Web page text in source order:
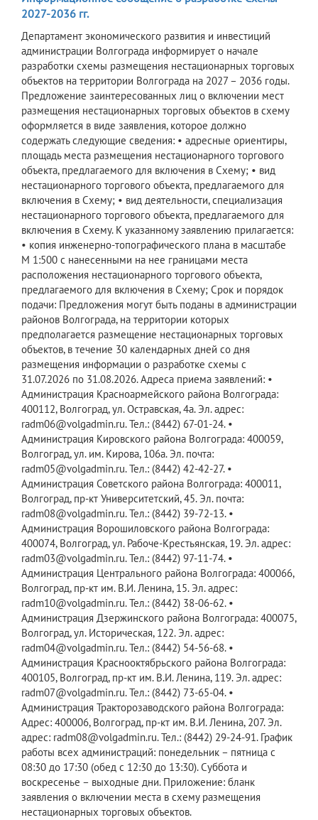
2027-2036 гг.
Департамент экономического развития и инвестиций
администрации Волгограда информирует о начале
разработки схемы размещения нестационарных торговых
объектов на территории Волгограда на 2027 – 2036 годы.
Предложение заинтересованных лиц о включении мест
размещения нестационарных торговых объектов в схему
оформляется в виде заявления, которое должно
содержать следующие сведения: • адресные ориентиры,
площадь места размещения нестационарного торгового
объекта, предлагаемого для включения в Схему; • вид
нестационарного торгового объекта, предлагаемого для
включения в Схему; • вид деятельности, специализация
нестационарного торгового объекта, предлагаемого для
включения в Схему. К указанному заявлению прилагается:
• копия инженерно-топографического плана в масштабе
М 1:500 с нанесенными на нее границами места
расположения нестационарного торгового объекта,
предлагаемого для включения в Схему; Срок и порядок
подачи: Предложения могут быть поданы в администрации
районов Волгограда, на территории которых
предполагается размещение нестационарных торговых
объектов, в течение 30 календарных дней со дня
размещения информации о разработке схемы с
31.07.2026 по 31.08.2026. Адреса приема заявлений: •
Администрация Красноармейского района Волгограда:
400112, Волгоград, ул. Остравская, 4а. Эл. адрес:
radm06@volgadmin.ru. Тел.: (8442) 67-01-24. •
Администрация Кировского района Волгограда: 400059,
Волгоград, ул. им. Кирова, 106а. Эл. почта:
radm05@volgadmin.ru. Тел.: (8442) 42-42-27. •
Администрация Советского района Волгограда: 400011,
Волгоград, пр-кт Университетский, 45. Эл. почта:
radm08@volgadmin.ru. Тел.: (8442) 39-72-13. •
Администрация Ворошиловского района Волгограда:
400074, Волгоград, ул. Рабоче-Крестьянская, 19. Эл. адрес:
radm03@volgadmin.ru. Тел.: (8442) 97-11-74. •
Администрация Центрального района Волгограда: 400066,
Волгоград, пр-кт им. В.И. Ленина, 15. Эл. адрес:
radm10@volgadmin.ru. Тел.: (8442) 38-06-62. •
Администрация Дзержинского района Волгограда: 400075,
Волгоград, ул. Историческая, 122. Эл. адрес:
radm04@volgadmin.ru. Тел.: (8442) 54-56-68. •
Администрация Краснооктябрьского района Волгограда:
400105, Волгоград, пр-кт им. В.И. Ленина, 119. Эл. адрес:
radm07@volgadmin.ru. Тел.: (8442) 73-65-04. •
Администрация Тракторозаводского района Волгограда:
Адрес: 400006, Волгоград, пр-кт им. В.И. Ленина, 207. Эл.
адрес: radm08@volgadmin.ru. Тел.: (8442) 29-24-91. График
работы всех администраций: понедельник – пятница с
08:30 до 17:30 (обед с 12:30 до 13:30). Суббота и
воскресенье – выходные дни. Приложение: бланк
заявления о включении места в схему размещения
нестационарных торговых объектов.